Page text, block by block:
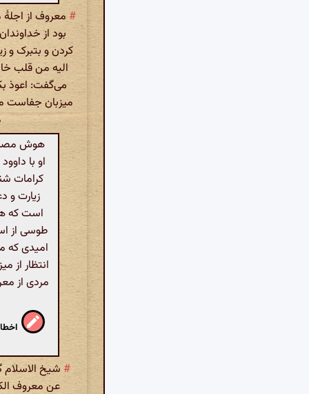
#معروف از
بود از
کردن و بتبرک و
الیه من قلب
می‌گفت: اعوذ
میزبان جفاست
هوش
او با
کرامات
زیارت و
است که
طوسی از
امیدی که
انتظار از
مردی از
# شیخ الاسلام
عن معروف